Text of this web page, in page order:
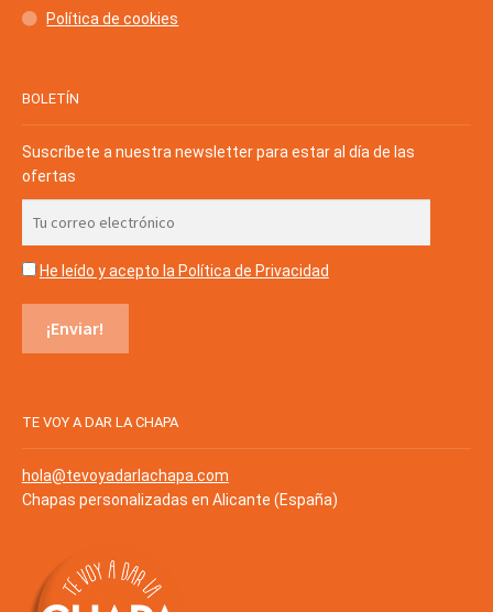
Política de cookies
BOLETÍN
Suscríbete a nuestra newsletter para estar al día de las
ofertas
He leído y acepto la Política de Privacidad
TE VOY A DAR LA CHAPA
hola@tevoyadarlachapa.com
Chapas personalizadas en Alicante (España)